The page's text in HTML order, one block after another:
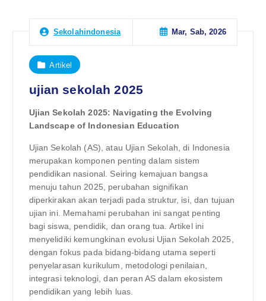
Sekolahindonesia Mar, Sab, 2026
Artikel
ujian sekolah 2025
Ujian Sekolah 2025: Navigating the Evolving
Landscape of Indonesian Education
Ujian Sekolah (AS), atau Ujian Sekolah, di Indonesia
merupakan komponen penting dalam sistem
pendidikan nasional. Seiring kemajuan bangsa
menuju tahun 2025, perubahan signifikan
diperkirakan akan terjadi pada struktur, isi, dan tujuan
ujian ini. Memahami perubahan ini sangat penting
bagi siswa, pendidik, dan orang tua. Artikel ini
menyelidiki kemungkinan evolusi Ujian Sekolah 2025,
dengan fokus pada bidang-bidang utama seperti
penyelarasan kurikulum, metodologi penilaian,
integrasi teknologi, dan peran AS dalam ekosistem
pendidikan yang lebih luas.